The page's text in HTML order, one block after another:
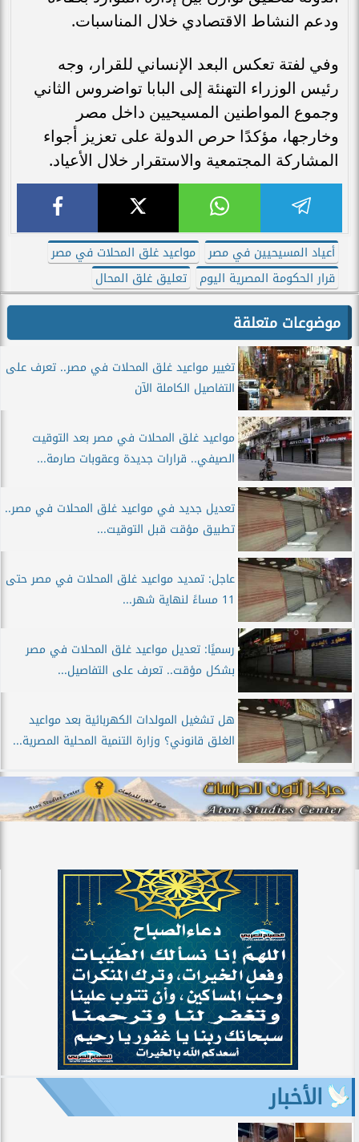
ودعم النشاط الاقتصادي خلال المناسبات.
وفي لفتة تعكس البعد الإنساني للقرار، وجه
رئيس الوزراء التهنئة إلى البابا تواضروس الثاني
وجموع المواطنين المسيحيين داخل مصر
وخارجها، مؤكدًا حرص الدولة على تعزيز أجواء
المشاركة المجتمعية والاستقرار خلال الأعياد.
أعياد المسيحيين في مصر
مواعيد غلق المحلات في مصر
قرار الحكومة المصرية اليوم
تعليق غلق المحال
موضوعات متعلقة
تغيير مواعيد غلق المحلات في مصر.. تعرف على
التفاصيل الكاملة الآن
مواعيد غلق المحلات في مصر بعد التوقيت
الصيفي.. قرارات جديدة وعقوبات صارمة...
تعديل جديد في مواعيد غلق المحلات في مصر..
تطبيق مؤقت قبل التوقيت...
عاجل: تمديد مواعيد غلق المحلات في مصر حتى
11 مساءً لنهاية شهر...
رسميًا: تعديل مواعيد غلق المحلات في مصر
بشكل مؤقت.. تعرف على التفاصيل...
هل تشغيل المولدات الكهربائية بعد مواعيد
الغلق قانوني؟ وزارة التنمية المحلية المصرية...
الأخبار